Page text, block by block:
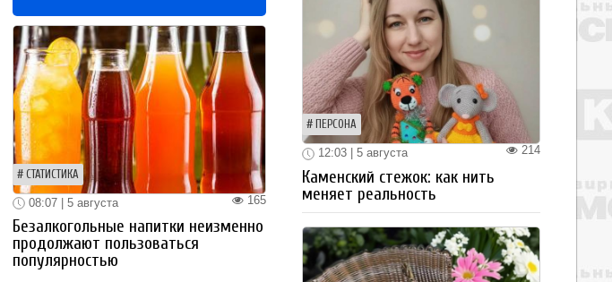
СТАТИСТИКА
165
08:07 | 5 августа
Безалкогольные напитки неизменно
продолжают пользоваться
популярностью
ПЕРСОНА
214
12:03 | 5 августа
Каменский стежок: как нить
меняет реальность